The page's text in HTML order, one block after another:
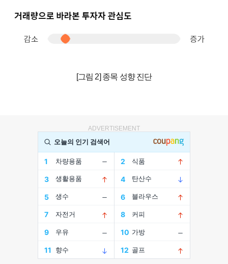
[그림 2] 종목 성향 진단
ADVERTISEMENT